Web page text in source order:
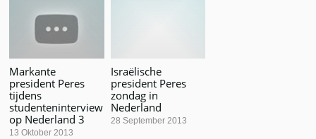
Markante
president Peres
tijdens
studenteninterview
op Nederland 3
13 Oktober 2013
Israëlische
president Peres
zondag in
Nederland
28 September 2013